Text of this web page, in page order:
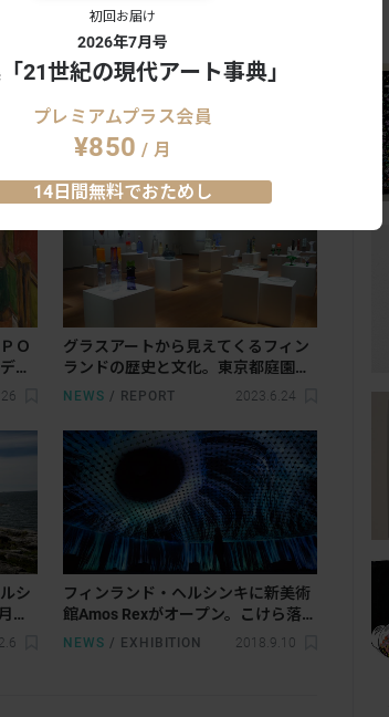
Ｏ
グラスアートから見えてくるフィン
ランドの歴史と文化。東京都庭園美
術館で傑作を見る
NEWS / REPORT 2023.6.24
シ
に
フィンランド・ヘルシンキに新美術
館Amos Rexがオープン。こけら落と
しのチームラボ展は4日間で来場者1
NEWS / EXHIBITION 2018.9.10
初回お届け
2026年7月号
21世紀の現代アート事典」
プレミアムプラス会員
¥850 / 月
14日間無料でおためし